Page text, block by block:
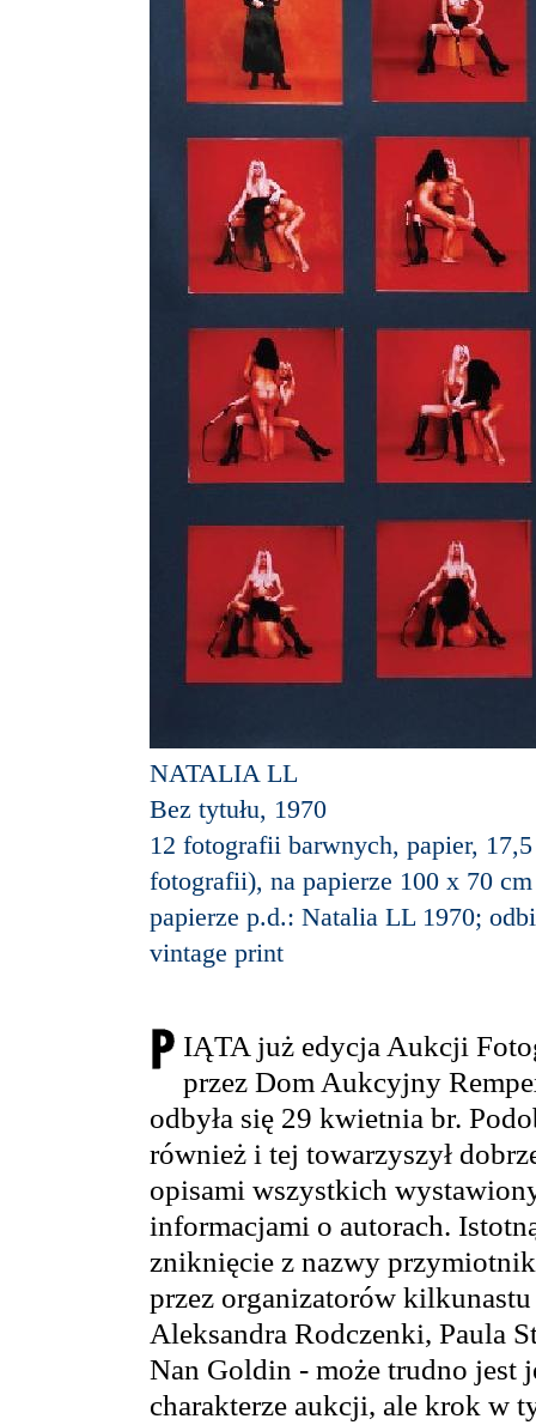
NATALIA LL
Bez tytułu, 1970
12 fotografii barwnych, papier,
fotografii), na papierze 100 x 70
papierze p.d.: Natalia LL 1970;
vintage print
IĄTA już edycja Aukcji
przez Dom Aukcyjny
odbyła się 29 kwietnia br.
również i tej towarzyszył
opisami wszystkich
informacjami o autorach.
zniknięcie z nazwy
przez organizatorów
Aleksandra Rodczenki, Paula
Nan Goldin - może trudno jest
charakterze aukcji, ale krok w